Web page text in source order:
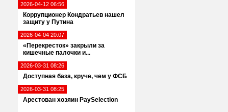
2026-04-12 06:56
Коррупционер Кондратьев нашел
защиту у Путина
2026-04-04 20:07
«Перекресток» закрыли за
кишечные палочки и...
2026-03-31 08:26
Доступная база, круче, чем у ФСБ
2026-03-31 08:25
Арестован хозяин PaySelection